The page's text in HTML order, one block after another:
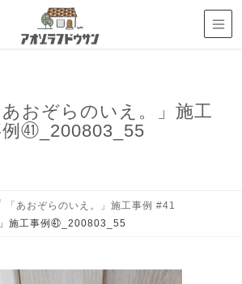
あおぞらのいえ。」施工
㊶_200803_55
「あおぞらのいえ。」施工事例 #41
施工事例㊶_200803_55